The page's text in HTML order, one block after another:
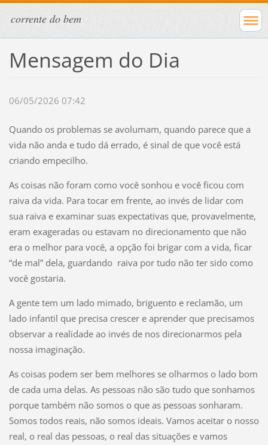
corrente do bem
Mensagem do Dia
06/05/2026 07:42
Quando os problemas se avolumam, quando parece que a
vida não anda e tudo dá errado, é sinal de que você está
criando empecilho.
As coisas não foram como você sonhou e você ficou com
raiva da vida. Para tocar em frente, ao invés de lidar com
sua raiva e examinar suas expectativas que, provavelmente,
eram exageradas ou estavam no direcionamento que não
era o melhor para você, a opção foi brigar com a vida, ficar
“de mal” dela, guardando raiva por tudo não ter sido como
você gostaria.
A gente tem um lado mimado, briguento e reclamão, um
lado infantil que precisa crescer e aprender que precisamos
observar a realidade ao invés de nos direcionarmos pela
nossa imaginação.
As coisas podem ser bem melhores se olharmos o lado bom
de cada uma delas. As pessoas não são tudo que sonhamos
porque também não somos o que as pessoas sonharam.
Somos todos reais, não somos ideais. Vamos aceitar o nosso
real, o real das pessoas, o real das situações e vamos